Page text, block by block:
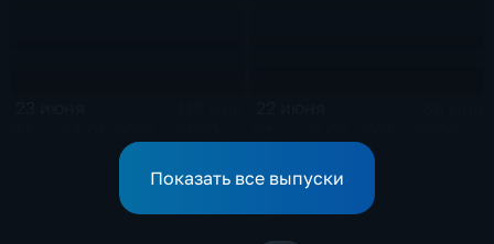
Показать все выпуски